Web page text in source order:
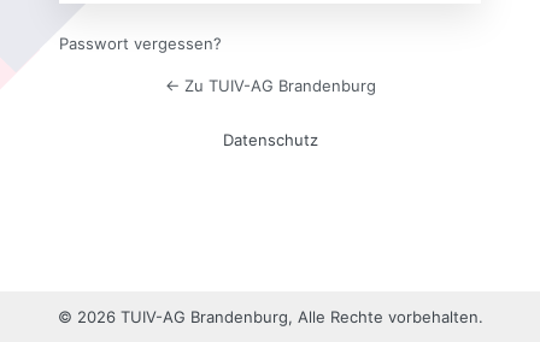
Passwort vergessen?
← Zu TUIV-AG Brandenburg
Datenschutz
© 2026 TUIV-AG Brandenburg, Alle Rechte vorbehalten.